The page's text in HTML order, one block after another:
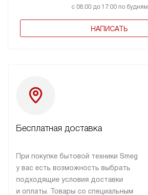
с 08:00 до 17:00 по будням
НАПИСАТЬ
Бесплатная доставка
При покупке бытовой техники Smeg
у вас есть возможность выбрать
подходящие условия доставки
и оплаты. Товары со специальным